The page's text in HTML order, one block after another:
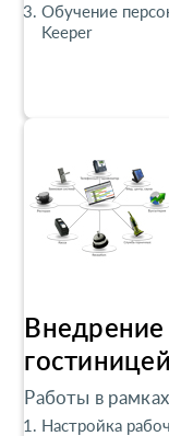
Обучение
Keeper
гостиницей
Работы в
Настройка